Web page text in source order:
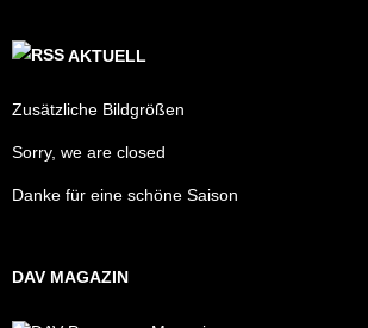
AKTUELL
Zusätzliche Bildgrößen
Sorry, we are closed
Danke für eine schöne Saison
DAV MAGAZIN